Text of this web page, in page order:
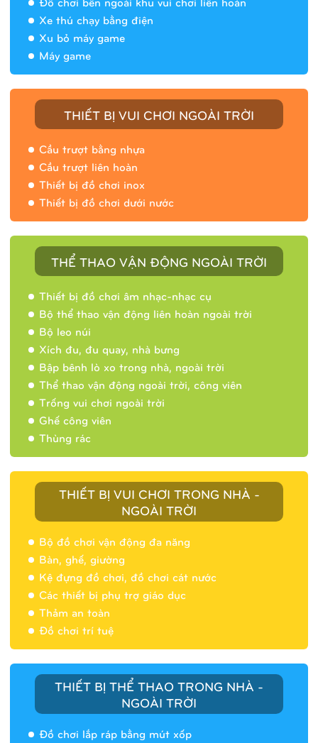
Xe thú chạy bằng điện
Xu bỏ máy game
Máy game
THIẾT BỊ VUI CHƠI NGOÀI TRỜI
Cầu trượt bằng nhựa
Cầu trượt liên hoàn
Thiết bị đồ chơi inox
Thiết bị đồ chơi dưới nước
THỂ THAO VẬN ĐỘNG NGOÀI TRỜI
Thiết bị đồ chơi âm nhạc-nhạc cụ
Bộ thể thao vận động liên hoàn ngoài trời
Bộ leo núi
Xích đu, đu quay, nhà bưng
Bập bênh lò xo trong nhà, ngoài trời
Thể thao vận động ngoài trời, công viên
Trống vui chơi ngoài trời
Ghế công viên
Thùng rác
THIẾT BỊ VUI CHƠI TRONG NHÀ -
NGOÀI TRỜI
Bộ đồ chơi vận động đa năng
Bàn, ghế, giường
Kệ đựng đồ chơi, đồ chơi cát nước
Các thiết bị phụ trợ giáo dục
Thảm an toàn
Đồ chơi trí tuệ
THIẾT BỊ THỂ THAO TRONG NHÀ -
NGOÀI TRỜI
Đồ chơi lắp ráp bằng mút xốp
Nhà banh 9H5404